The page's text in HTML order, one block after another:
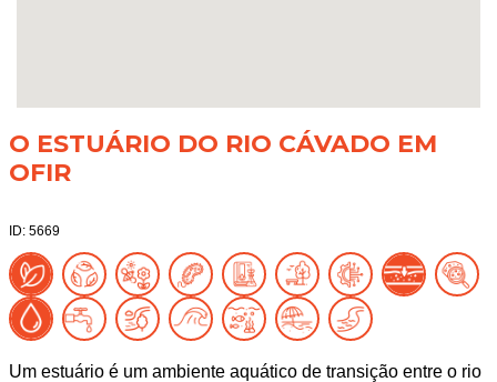
O ESTUÁRIO DO RIO CÁVADO EM
OFIR
ID: 5669
Um estuário é um ambiente aquático de transição entre o rio